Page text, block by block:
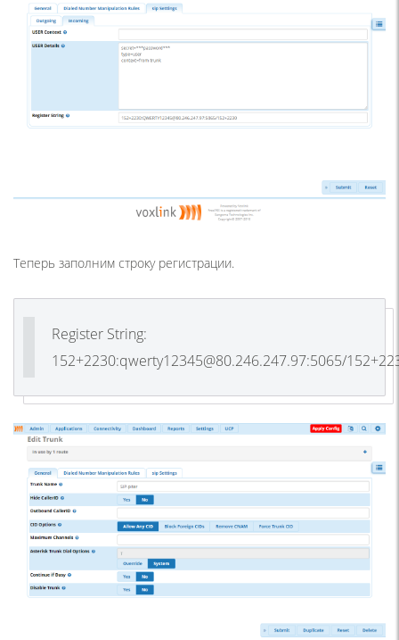
Теперь заполним строку регистрации.
Register String:
152+2230:qwerty12345@80.246.247.97:5065/